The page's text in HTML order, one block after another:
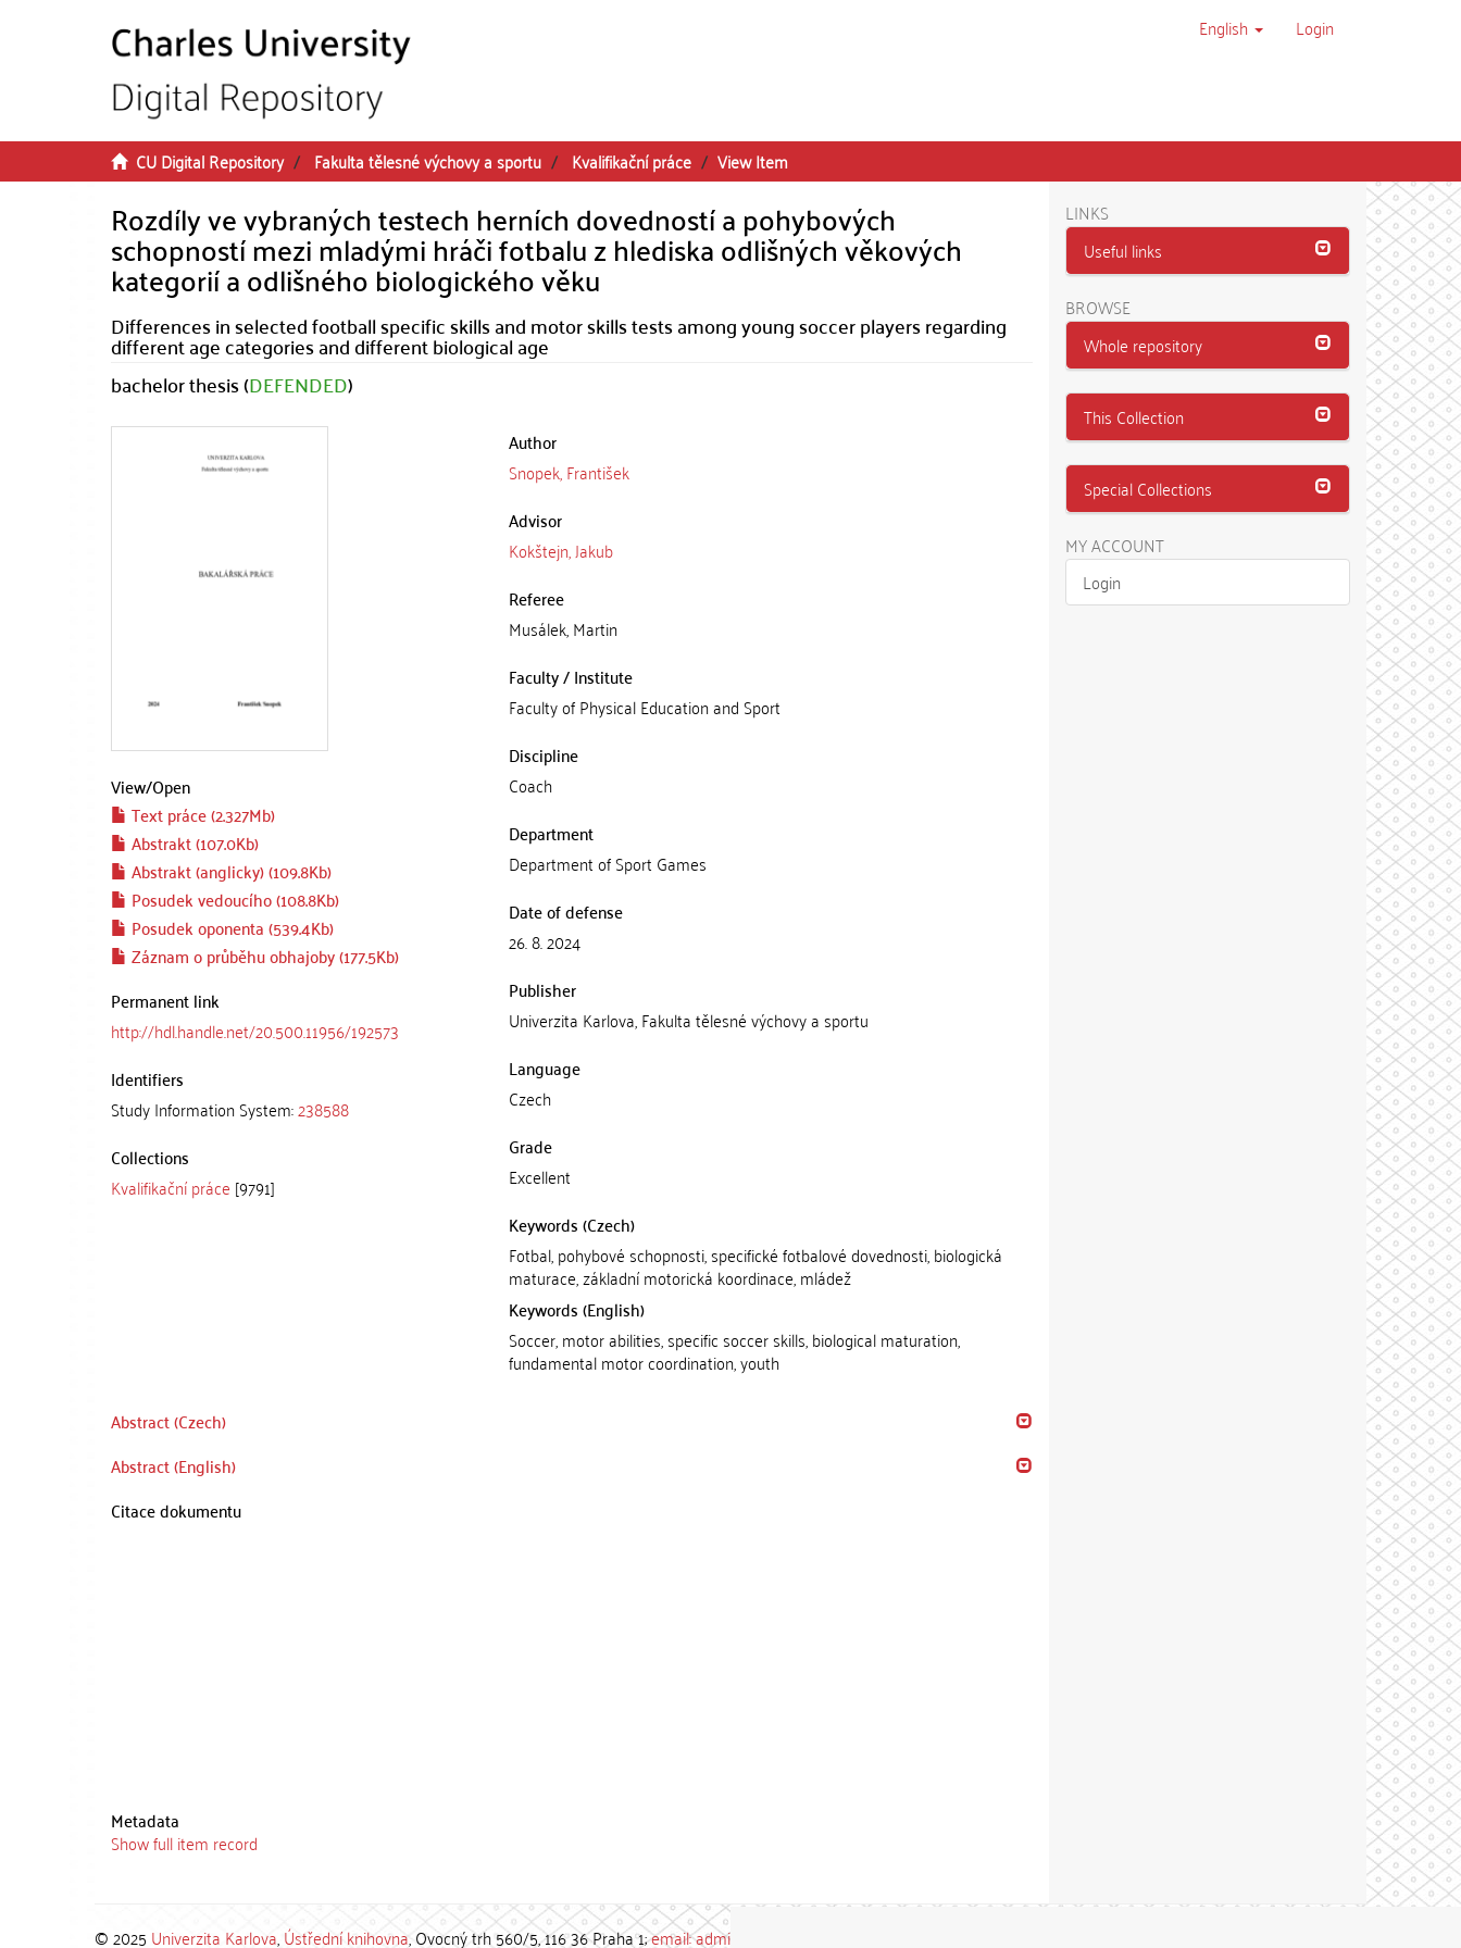
English Login
CU Digital Repository Fakulta tělesné výchovy a sportu Kvalifikační práce View Item
Rozdíly ve vybraných testech herních dovedností a pohybových
schopností mezi mladými hráči fotbalu z hlediska odlišných věkových
kategorií a odlišného biologického věku
Differences in selected football specific skills and motor skills tests among young soccer players regarding
different age categories and different biological age
bachelor thesis (DEFENDED)
View/Open
Text práce (2.327Mb)
Abstrakt (107.0Kb)
Abstrakt (anglicky) (109.8Kb)
Posudek vedoucího (108.8Kb)
Posudek oponenta (539.4Kb)
Záznam o průběhu obhajoby (177.5Kb)
Permanent link
http://hdl.handle.net/20.500.11956/192573
Identifiers
Study Information System:238588
Collections
Kvalifikační práce [9791]
Author
Snopek, František
Advisor
Kokštejn, Jakub
Referee
Musálek, Martin
Faculty / Institute
Faculty of Physical Education and Sport
Discipline
Coach
Department
Department of Sport Games
Date of defense
26. 8. 2024
Publisher
Univerzita Karlova, Fakulta tělesné výchovy a sportu
Language
Czech
Grade
Excellent
Keywords (Czech)
Fotbal, pohybové schopnosti, specifické fotbalové dovednosti, biologická
maturace, základní motorická koordinace, mládež
Keywords (English)
Soccer, motor abilities, specific soccer skills, biological maturation,
fundamental motor coordination, youth
Abstract (Czech)
Abstract (English)
Citace dokumentu
Metadata
Show full item record
LINKS
Useful links
BROWSE
Whole repository
This Collection
Special Collections
MY ACCOUNT
Login
© 2025 Univerzita Karlova,Ústřední knihovna, Ovocný trh 560/5, 116 36 Praha 1;email: admin-repozitar [at] cuni.cz